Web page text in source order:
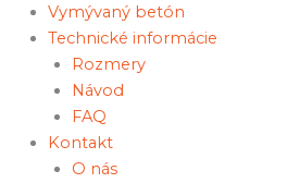
Vymývaný betón
Technické informácie
Rozmery
Návod
FAQ
Kontakt
O nás